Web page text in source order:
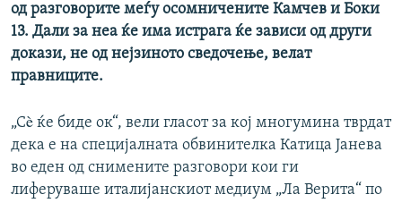
од разговорите меѓу осомничените Камчев и Боки
13. Дали за неа ќе има истрага ќе зависи од други
докази, не од нејзиното сведочење, велат
правниците.
„Сè ќе биде ок“, вели гласот за кој многумина тврдат
дека е на специјалната обвинителка Катица Јанева
во еден од снимените разговори кои ги
лиферуваше италијанскиот медиум „Ла Верита“ по